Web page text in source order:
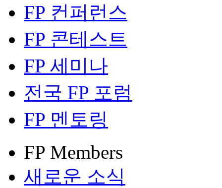
FP 컨퍼런스
FP 콘테스트
FP 세미나
전국 FP 포럼
FP 멘토링
FP Members
새로운 소식